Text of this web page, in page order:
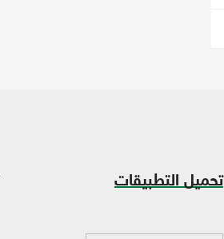
تحميل التطبيقات